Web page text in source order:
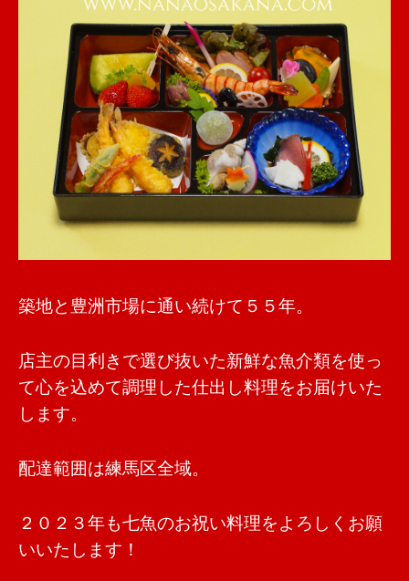
築地と豊洲市場に通い続けて５５年。
店主の目利きで選び抜いた新鮮な魚介類を使っ
て心を込めて調理した仕出し料理をお届けいた
します。
配達範囲は練馬区全域。
２０２３年も七魚のお祝い料理をよろしくお願
いいたします！